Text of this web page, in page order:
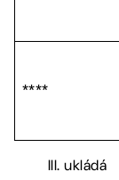
****
III. ukládá